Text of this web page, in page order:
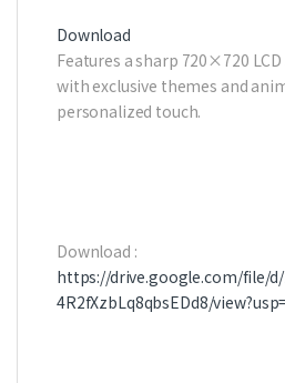
Download
Features a sharp 720×720
with exclusive themes and
personalized touch.
Download :
https://drive.google.com/file/d/
4R2fXzbLq8qbsEDd8/